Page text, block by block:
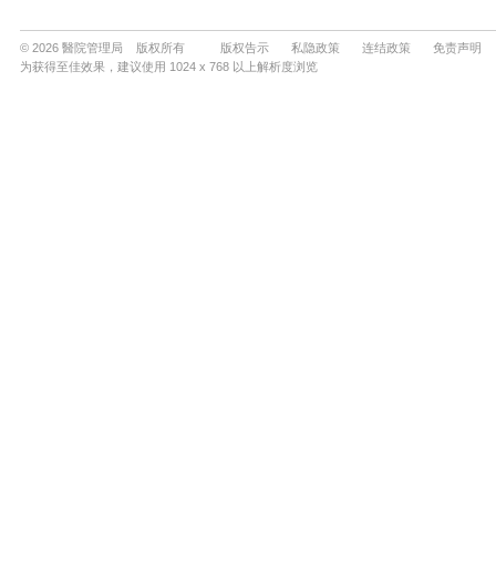
© 2026 醫院管理局 版权所有 版权告示 私隐政策 连结政策
免责声明
为获得至佳效果，建议使用 1024 x 768 以上解析度浏览